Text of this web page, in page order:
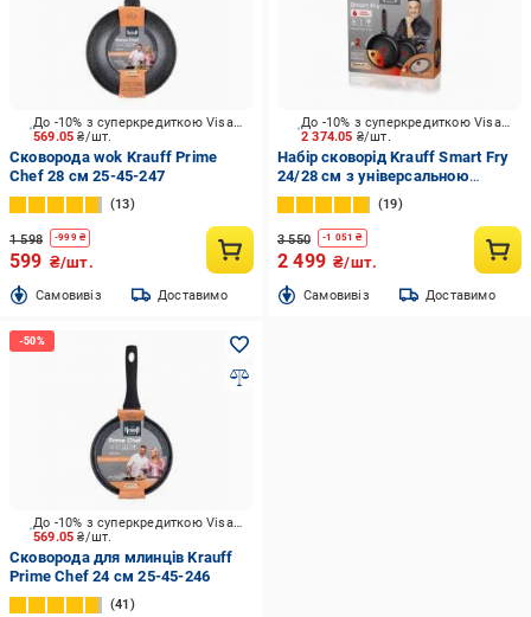
569.05₴/шт.
До -10% з суперкредиткою Visa Вигода
Сковорода wok Krauff Prime
Chef 28 см 25-45-247
13
1 598 -999₴
599 ₴/шт.
Cамовивіз Доставимо
2 374.05 ₴/шт.
До -10% з суперкредиткою Visa Вигода
Набір сковорід Krauff Smart Fry
24/28 см з універсальною
кришкою 25-45-221
19
3 550 -1 051 ₴
2 499 ₴/шт.
Cамовивіз Доставимо
569.05₴/шт.
До -10% з суперкредиткою Visa Вигода
Сковорода для млинців Krauff
Prime Chef 24 см 25-45-246
41